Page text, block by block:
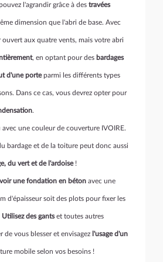
l'agrandir grâce à des travées
dimension que l'abri de base. Avec
ouvert aux quatre vents, mais votre abri
, en optant pour des bardages
d'une porteparmi les différents types
Dans ce cas, vous devrez opter pour
.
une couleur de couverture IVOIRE.
bardage et de la toiture peut donc aussi
du vert et de l'ardoise!
une fondation en béton avec une
d'épaisseur soit des plots pour fixer les
Utilisez des gantset toutes autres
vous blesser et envisagez l'usage d'un
mobile selon vos besoins !